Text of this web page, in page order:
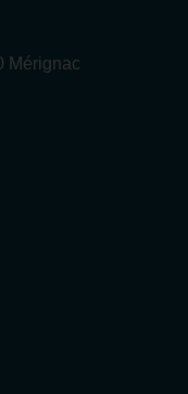
Mérignac